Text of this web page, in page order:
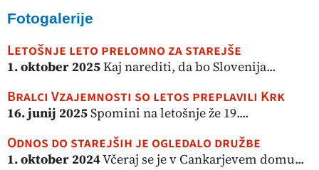
Fotogalerije
Letošnje leto prelomno za starejše
1. oktober 2025Kaj narediti, da bo Slovenija...
Bralci Vzajemnosti so letos preplavili Krk
16. junij 2025Spomini na letošnje že 19....
Odnos do starejših je ogledalo družbe
1. oktober 2024Včeraj se je v Cankarjevem domu...